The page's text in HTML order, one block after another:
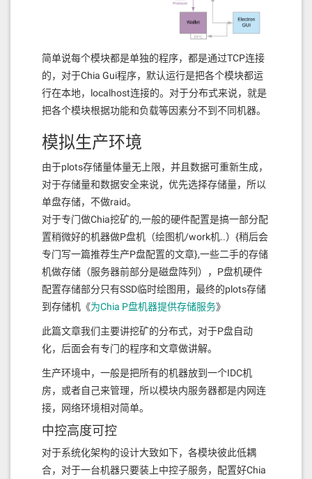
简单说每个模块都是单独的程序，都是通过TCP连接
的，对于Chia Gui程序，默认运行是把各个模块都运
行在本地，localhost连接的。对于分布式来说，就是
把各个模块根据功能和负载等因素分不到不同机器。
模拟生产环境
由于plots存储量体量无上限，并且数据可重新生成，
对于存储量和数据安全来说，优先选择存储量，所以
单盘存储，不做raid。
对于专门做Chia挖矿的,一般的硬件配置是搞一部分配
置稍微好的机器做P盘机（绘图机/work机..）{稍后会
专门写一篇推荐生产P盘配置的文章},一些二手的存储
机做存储（服务器前部分是磁盘阵列），P盘机硬件
配置存储部分只有SSD临时绘图用，最终的plots存储
到存储机《为Chia P盘机器提供存储服务》
此篇文章我们主要讲挖矿的分布式，对于P盘自动
化，后面会有专门的程序和文章做讲解。
生产环境中，一般是把所有的机器放到一个IDC机
房，或者自己来管理，所以模块内服务器都是内网连
接，网络环境相对简单。
中控高度可控
对于系统化架构的设计大致如下，各模块彼此低耦
合，对于一台机器只要装上中控子服务，配置好Chia